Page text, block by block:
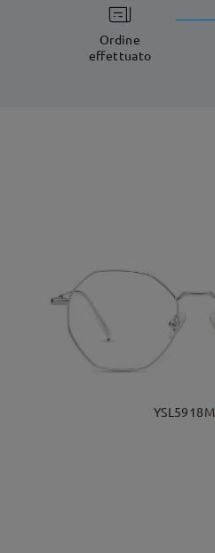
Ordine
effettuato
YSL5918M